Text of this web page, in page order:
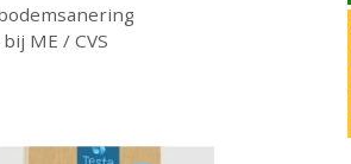
ME / CVS